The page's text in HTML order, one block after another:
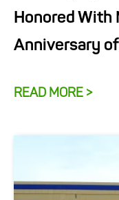
Honored
Anniversary
READ MORE >